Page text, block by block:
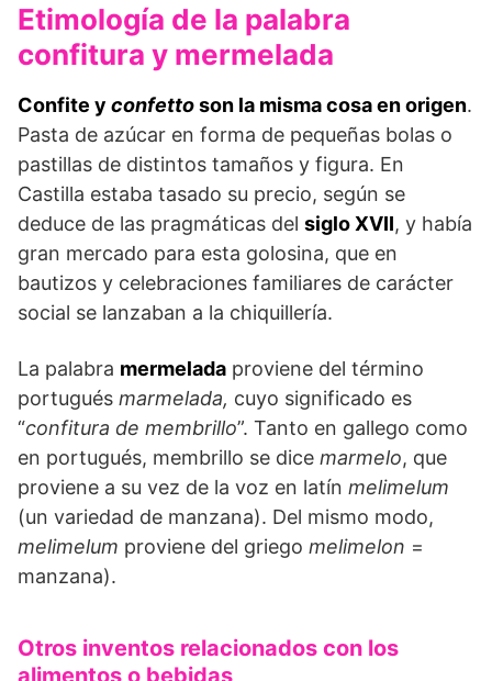
Etimología de la palabra
confitura y mermelada
Confite y confettoson la misma cosa en origen.
Pasta de azúcar en forma de pequeñas bolas o
pastillas de distintos tamaños y figura. En
Castilla estaba tasado su precio, según se
deduce de las pragmáticas del siglo XVII, y había
gran mercado para esta golosina, que en
bautizos y celebraciones familiares de carácter
social se lanzaban a la chiquillería.
La palabra mermelada proviene del término
portugués marmelada, cuyo significado es
“confitura de membrillo”. Tanto en gallego como
en portugués, membrillo se dice marmelo, que
proviene a su vez de la voz en latín melimelum
(un variedad de manzana). Del mismo modo,
melimelum proviene del griego melimelon =
manzana).
Otros inventos relacionados con los
alimentos o bebidas